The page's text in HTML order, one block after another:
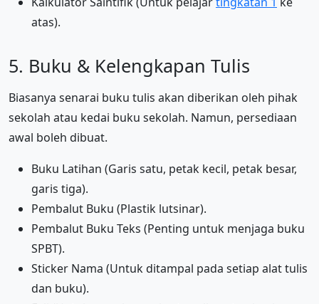
atas).
5. Buku & Kelengkapan Tulis
Biasanya senarai buku tulis akan diberikan oleh pihak
sekolah atau kedai buku sekolah. Namun, persediaan
awal boleh dibuat.
Buku Latihan (Garis satu, petak kecil, petak besar,
garis tiga).
Pembalut Buku (Plastik lutsinar).
Pembalut Buku Teks (Penting untuk menjaga buku
SPBT).
Sticker Nama (Untuk ditampal pada setiap alat tulis
dan buku).